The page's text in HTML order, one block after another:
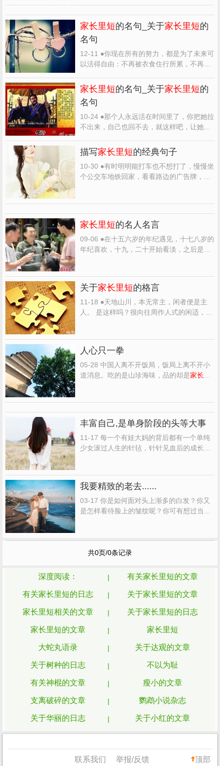
似是在吐露心声...
家长里短的名句_关于家长里短的
名句
12-11 ●你现在所有的努力，都是为了未来可
以活得自由：不再被衣食住行所累，不再被
被吃喝玩乐所惑……可以去看世界之大，自
然之美；可以去做想做的事，去爱想爱的
人。 ●你是唯一一个让我想对你说
短，柴米油盐酱醋茶...
家长里短的名句_关于家长里短的
名句
10-24 ●那个人永远活在时间里了，你把她拉
不出来，自己也回不去，就这样吧，让她安
穿着职业套装高跟鞋不会带着家长里短
米醋的气息，她永远年轻永远漂亮穿着鲜艳
长裙站在回忆里，对着你笑靥如花。这样难
道不好吗？你总有...
描写家长里短的经典句子
10-30 ●有时明明能打车也不想打了，慢慢坐
个公交车地铁回家，看看路边的广告牌，听
子，他们不生...
家长里短的名人名言
09-06 ●在十五六岁的年纪遇见，十七八岁的
年纪喜欢，十九，二十开始看淡，之后是五
能有个房子不必太大 中午日光倾城的时候就
躺在阳台的躺...
关于家长里短的格言
11-18 ●天地山川，本无常主，闲者便是主
人。 是这样吗？很向往周作人式的闲适，乌
上下而求索。屈原式的执着与无畏，很令人
振奋，可是，能...
人心只一拳
05-28 中国人离不开饭局，饭局上离不开小
道消息。吃的是山珍海味，品的却是家长里
许觉得讲是非是最...
丰富自己,是单身阶段的头等大事
11-17 每一个有娃大妈的背后都有一个单纯
少女滚过人生的针毡，针针见血后的成长故
青春岁月，开始慢慢步入中年，其实有很多
人生阅历想跟单身少...
我要精致的老去......
03-17 你是如何面对头上渐多的白发？你又
是怎样看待脸上的皱纹呢？你可有想过当你
大码衣服、在菜市场讨价还价、和邻居家长
里短。 殊不知，比肌肤衰老更可怕的是心灵
共0页/0条记录
深度阅读： 有关家长里短的文章
有关家长里短的日志 关于家长里短的文章
家长里短相关的文章 关于家长里短的日志
家长里短的文章 家长里短
大蛇丸语录 关于达观的文章
关于树种的日志 不以为耻
有关神棍的文章 瘦小的文章
支离破碎的文章 鹦鹉小说杂志
关于华丽的日志 关于小红的文章
有关幻影的日志 关于把戏的文章
顶部
联系我们 举报/反馈